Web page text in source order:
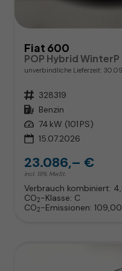
Fiat 600
POP Hybrid WinterP
unverbindliche Lieferzeit:
Fahrzeugnr. 328319
Kraftstoff Benzin
Leistung 74 kW (101 PS)
15.07.2026
23.086,– €
incl. 19% MwSt.
Verbrauch kombiniert:
CO2-Klasse: C
CO2-Emissionen: